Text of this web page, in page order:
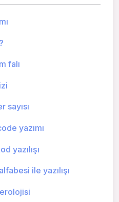
falı
sayısı
yazımı
yazılışı
ile yazılışı